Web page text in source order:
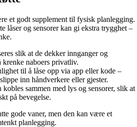
et godt supplement til fysisk planlegging.
låser og sensorer kan gi ekstra trygghet –
slik at de dekker innganger og
krenke naboers privatliv.
til å låse opp via app eller kode –
inn håndverkere eller gjester.
kobles sammen med lys og sensorer, slik at
på bevegelse.
gode vaner, men den kan være et
planlegging.